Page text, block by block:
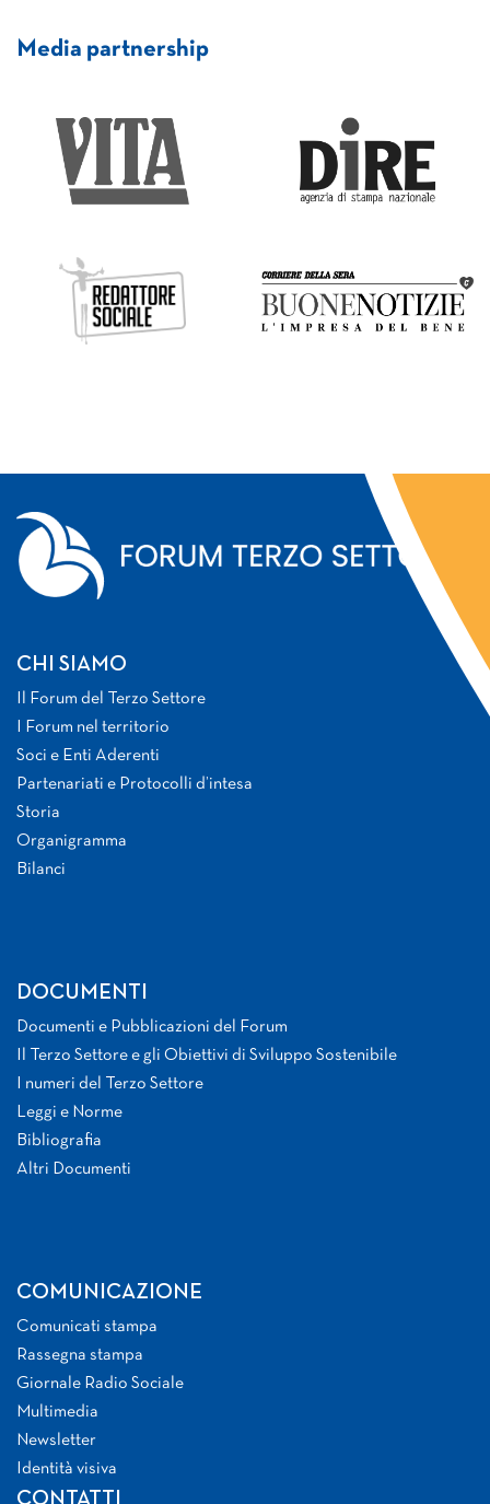
Media partnership
CHI SIAMO
Il Forum del Terzo Settore
I Forum nel territorio
Soci e Enti Aderenti
Partenariati e Protocolli d’intesa
Storia
Organigramma
Bilanci
DOCUMENTI
Documenti e Pubblicazioni del Forum
Il Terzo Settore e gli Obiettivi di Sviluppo Sostenibile
I numeri del Terzo Settore
Leggi e Norme
Bibliografia
Altri Documenti
COMUNICAZIONE
Comunicati stampa
Rassegna stampa
Giornale Radio Sociale
Multimedia
Newsletter
Identità visiva
CONTATTI